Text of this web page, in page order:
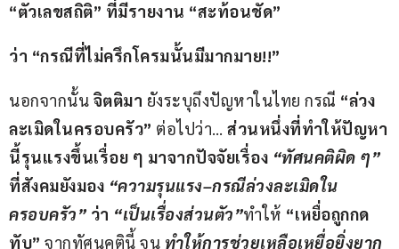
“ตัวเลขสถิติ” ที่มีรายงาน “สะท้อนชัด”
ว่า “กรณีที่ไม่ครึกโครมนั้นมีมากมาย!!”
นอกจากนั้น จิตติมา ยังระบุถึงปัญหาในไทย กรณี “ล่วง
ละเมิดในครอบครัว” ต่อไปว่า… ส่วนหนึ่งที่ทำให้ปัญหา
นี้รุนแรงขึ้นเรื่อย ๆ มาจากปัจจัยเรื่อง “ทัศนคติผิด ๆ”
ที่สังคมยังมอง “ความรุนแรง–กรณีล่วงละเมิดใน
ครอบครัว” ว่า “เป็นเรื่องส่วนตัว”ทำให้ “เหยื่อถูกกด
ทับ” จากทัศนคตินี้ จน ทำให้การช่วยเหลือเหยื่อยิ่งยาก